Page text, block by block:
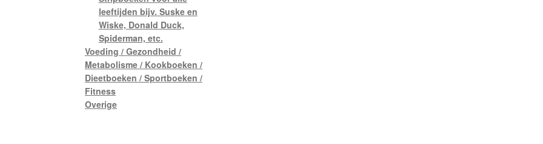
leeftijden bijv. Suske en
Wiske, Donald Duck,
Spiderman, etc.
Voeding / Gezondheid /
Metabolisme / Kookboeken /
Dieetboeken / Sportboeken /
Fitness
Overige